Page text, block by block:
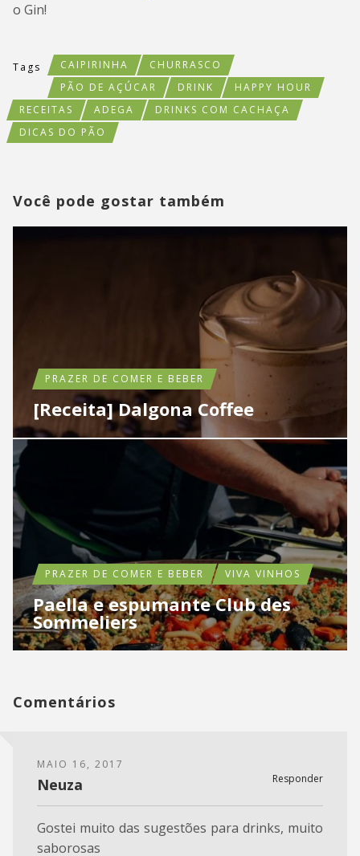
o Gin!
Tags CAIPIRINHA
CHURRASCO
PÃO DE AÇÚCAR
DRINK
HAPPY HOUR
RECEITAS
ADEGA
DRINKS COM CACHAÇA
DICAS DO PÃO
Você pode gostar também
PRAZER DE COMER E BEBER
­­[Receita] Dalgona Coffee
PRAZER DE COMER E BEBER VIVA VINHOS
Paella e espumante Club des
Sommeliers
Comentários
MAIO 16, 2017
Responder
Neuza
Gostei muito das sugestões para drinks, muito
saborosas